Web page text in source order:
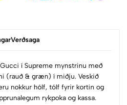
Verðsaga
í Supreme mynstrinu með
(rauð & græn) í miðju. Veskið
nokkur hólf, tólf fyrir kortin og
rykpoka og kassa.